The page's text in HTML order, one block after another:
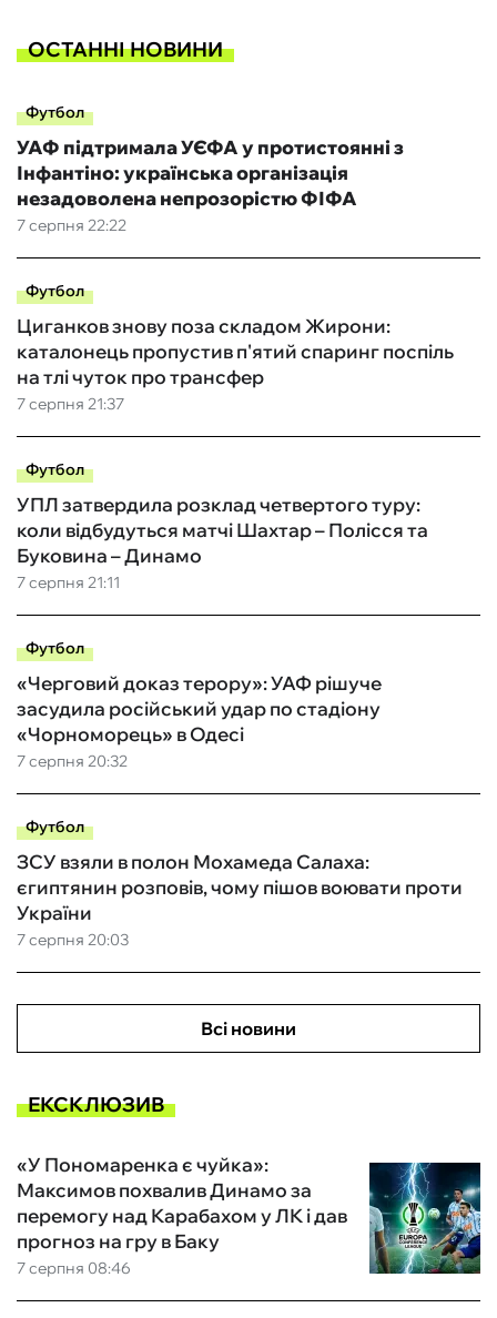
ОСТАННІ НОВИНИ
Футбол
7 серпня 22:22
УАФ підтримала УЄФА у протистоянні з
Інфантіно: українська організація
незадоволена непрозорістю ФІФА
Футбол
7 серпня 21:37
Циганков знову поза складом Жирони:
каталонець пропустив п'ятий спаринг поспіль
на тлі чуток про трансфер
Футбол
7 серпня 21:11
УПЛ затвердила розклад четвертого туру:
коли відбудуться матчі Шахтар – Полісся та
Буковина – Динамо
Футбол
7 серпня 20:32
«Черговий доказ терору»: УАФ рішуче
засудила російський удар по стадіону
«Чорноморець» в Одесі
Футбол
7 серпня 20:03
ЗСУ взяли в полон Мохамеда Салаха:
єгиптянин розповів, чому пішов воювати проти
України
Всі новини
ЕКСКЛЮЗИВ
7 серпня 08:46
«У Пономаренка є чуйка»:
Максимов похвалив Динамо за
перемогу над Карабахом у ЛК і дав
прогноз на гру в Баку